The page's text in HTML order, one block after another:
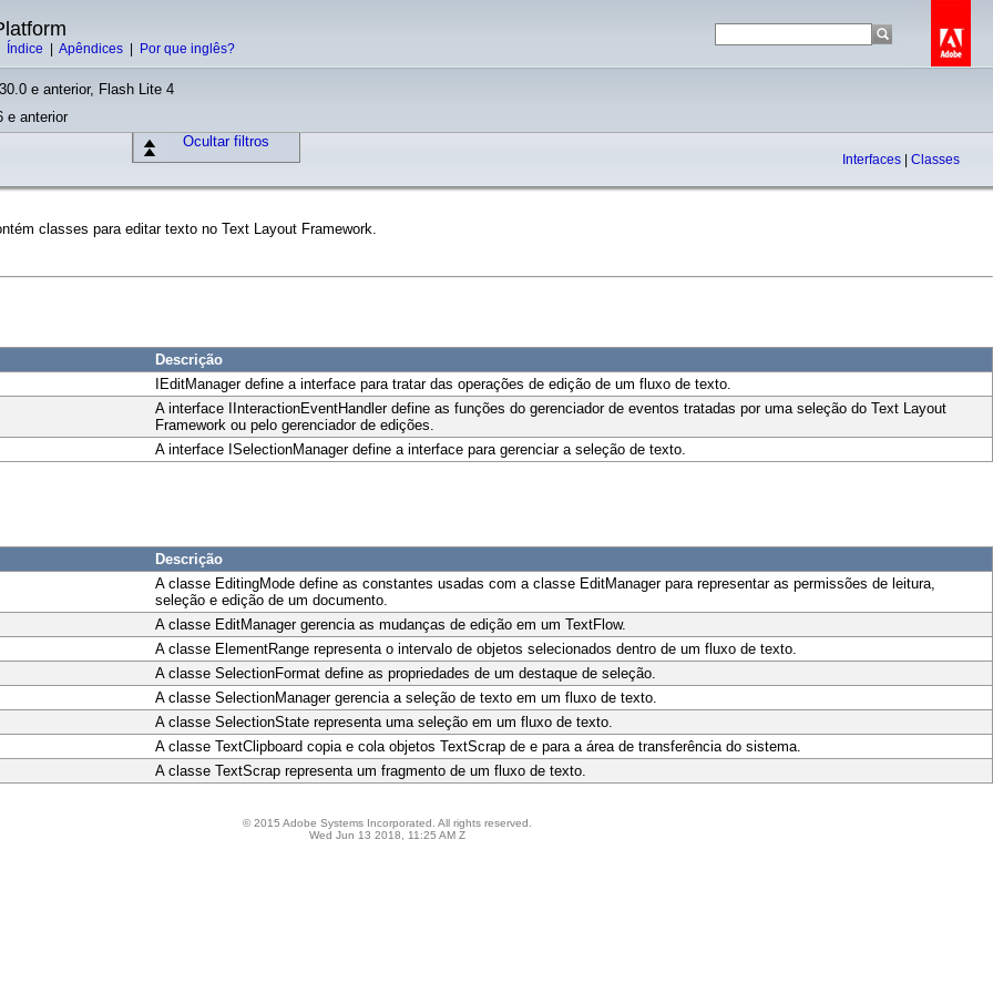
Índice Apêndices Por que inglês?
e anterior, Flash Lite 4
e anterior
Ocultar filtros
Interfaces Classes
classes para editar texto no Text Layout Framework.
Descrição
IEditManager define a interface para tratar das operações de edição de um fluxo de texto.
A interface IInteractionEventHandler define as funções do gerenciador de eventos tratadas por uma seleção do Text Layout
Framework ou pelo gerenciador de edições.
A interface ISelectionManager define a interface para gerenciar a seleção de texto.
Descrição
A classe EditingMode define as constantes usadas com a classe EditManager para representar as permissões de leitura,
seleção e edição de um documento.
A classe EditManager gerencia as mudanças de edição em um TextFlow.
A classe ElementRange representa o intervalo de objetos selecionados dentro de um fluxo de texto.
A classe SelectionFormat define as propriedades de um destaque de seleção.
A classe SelectionManager gerencia a seleção de texto em um fluxo de texto.
A classe SelectionState representa uma seleção em um fluxo de texto.
A classe TextClipboard copia e cola objetos TextScrap de e para a área de transferência do sistema.
A classe TextScrap representa um fragmento de um fluxo de texto.
© 2015 Adobe Systems Incorporated. All rights reserved.
Wed Jun 13 2018, 11:25 AM Z